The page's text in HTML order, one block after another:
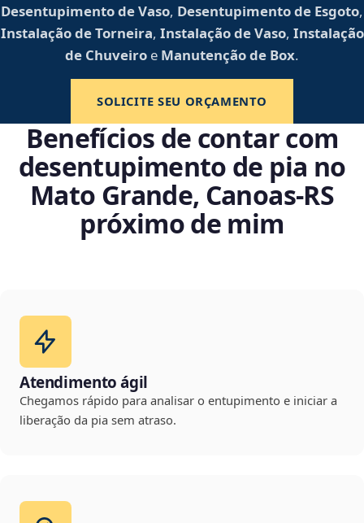
Desentupimento de Vaso, Desentupimento de Esgoto,
Instalação de Torneira, Instalação de Vaso, Instalação
de Chuveiro e Manutenção de Box.
SOLICITE SEU ORÇAMENTO
Benefícios de contar com
desentupimento de pia no
Mato Grande, Canoas‑RS
próximo de mim
Atendimento ágil
Chegamos rápido para analisar o entupimento e iniciar a
liberação da pia sem atraso.